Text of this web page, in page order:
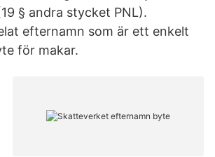
§ andra stycket PNL).
efternamn som är ett enkelt
för makar.